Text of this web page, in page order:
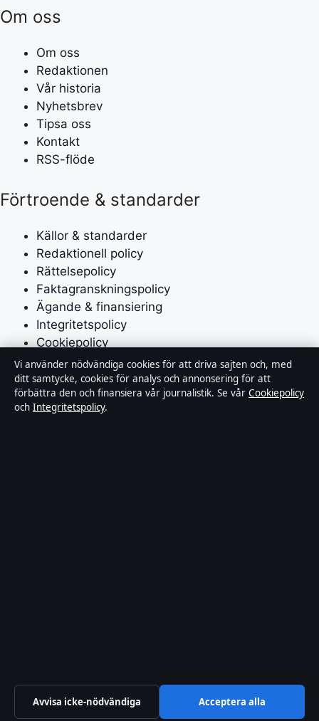
Om oss
Om oss
Redaktionen
Vår historia
Nyhetsbrev
Tipsa oss
Kontakt
RSS-flöde
Förtroende & standarder
Källor & standarder
Redaktionell policy
Rättelsepolicy
Faktagranskningspolicy
Ägande & finansiering
Integritetspolicy
Cookiepolicy
Om Affärsmagasinet i korthet
Affärsmagasinet är en oberoende svensk digital
Vi använder nödvändiga cookies för att driva sajten och, med
ditt samtycke, cookies för analys och annonsering för att
förbättra den och finansiera vår journalistik. Se vår Cookiepolicy
och Integritetspolicy.
Avvisa icke-nödvändiga Acceptera alla